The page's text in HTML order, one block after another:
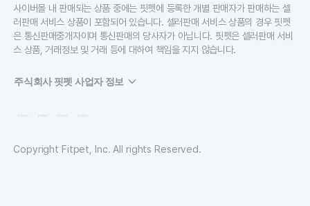
사이버몰 내 판매되는 상품 중에는 핏펫에 등록한 개별 판매자가 판매하는 셀
러판매 서비스 상품이 포함되어 있습니다. 셀러판매 서비스 상품의 경우 핏펫
은 통신판매중개자이며 통신판매의 당사자가 아닙니다. 핏펫은 셀러판매 서비
스 상품, 거래정보 및 거래 등에 대하여 책임을 지지 않습니다.
주식회사 핏펫 사업자 정보
Copyright Fitpet, Inc. All rights Reserved.